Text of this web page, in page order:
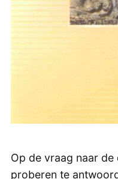
Op de vraag naar
proberen te